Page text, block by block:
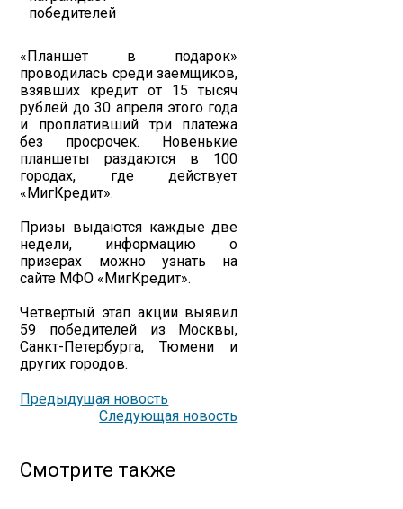
«Планшет в подарок»
проводилась среди заемщиков,
взявших кредит от 15 тысяч
рублей до 30 апреля этого года
и проплативший три платежа
без просрочек. Новенькие
планшеты раздаются в 100
городах, где действует
«МигКредит».
Призы выдаются каждые две
недели, информацию о
призерах можно узнать на
сайте МФО «МигКредит».
Четвертый этап акции выявил
59 победителей из Москвы,
Санкт-Петербурга, Тюмени и
других городов.
Предыдущая новость
Следующая новость
Смотрите также